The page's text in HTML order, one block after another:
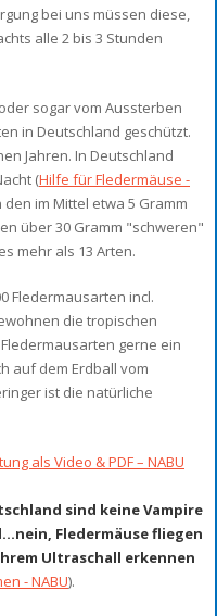
bei uns müssen diese,
alle 2 bis 3 Stunden
sogar vom Aussterben
in Deutschland geschützt.
Jahren. In Deutschland
(Hilfe für Fledermäuse -
im Mittel etwa 5 Gramm
über 30 Gramm "schweren"
mehr als 13 Arten.
Fledermausarten incl.
die tropischen
gerne ein
auf dem Erdball vom
ist die natürliche
als Video & PDF – NABU
sind keine Vampire
Fledermäuse fliegen
Ultraschall erkennen
- NABU).